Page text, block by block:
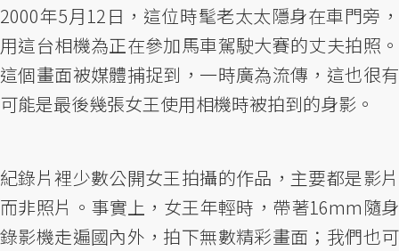
2000年5月12日，這位時髦老太太隱身在車門旁，
用這台相機為正在參加馬車駕駛大賽的丈夫拍照。
這個畫面被媒體捕捉到，一時廣為流傳，這也很有
可能是最後幾張女王使用相機時被拍到的身影。
紀錄片裡少數公開女王拍攝的作品，主要都是影片
而非照片。事實上，女王年輕時，帶著16mm隨身
錄影機走遍國內外，拍下無數精彩畫面；我們也可